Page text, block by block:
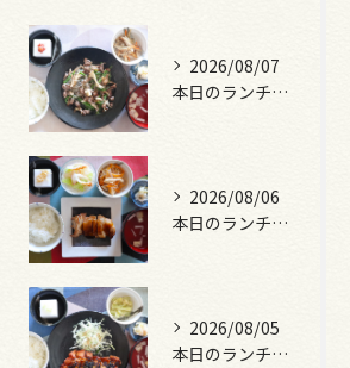
2026/08/07
本日のランチは、黒毛和牛のチャプチェ！
2026/08/06
本日のランチは、照焼きチキン！
2026/08/05
本日のランチは、ロース豚カツ梅はさみ！